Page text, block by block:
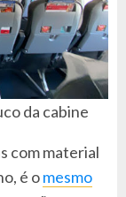
da cabine
com material
é omesmo